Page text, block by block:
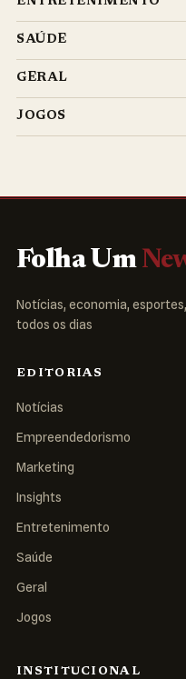
SAÚDE
GERAL
JOGOS
Folha Um
Notícias, economia,
todos os dias
EDITORIAS
Notícias
Empreendedorismo
Marketing
Insights
Entretenimento
Saúde
Geral
Jogos
INSTITUCIONAL